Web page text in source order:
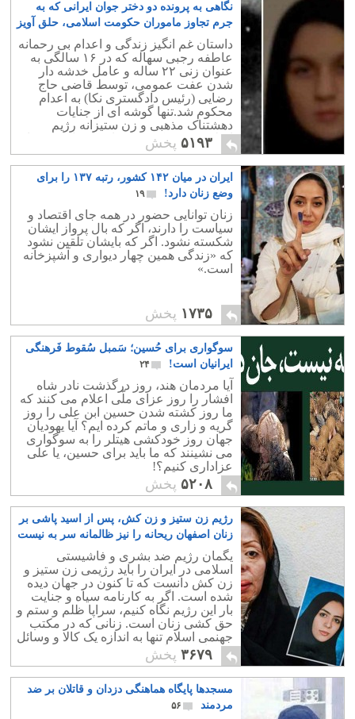
نگاهی به پرونده دو دختر جوان ایرانی که به
جرم تجاوز ماموران حکومت اسلامی، حلق آویز
شدند!
داستان غم انگیز زندگی و اعدام بی رحمانه
عاطفه رجبی سهاله که در ۱۶ سالگی به
عنوان زنی ٢٢ ساله و عامل خدشه دار
شدن عفت عمومی، توسط قاضی حاج
رضایی (رئیس دادگستری نکا) به اعدام
محکوم شد.تنها گوشه ای از جنایات
دهشتناک مذهبی و زن ستیزانه رژیم
اسلامی در شکنجه و تجاوز و قتل عام زنان
و دختران این سرزمین است.
۵۱۹۳ پخش
ایران در میان ۱۴۲ کشور، رتبه ۱۳۷ را برای
وضع زنان دارد!
۱۹
زنان توانایی حضور در همه جای اقتصاد و
سیاست را دارند، اگر که بال پرواز ایشان
شکسته نشود. اگر که بایشان تلقین نشود
که «زندگی همین چهار دیواری و آشپزخانه
است.»
۱۷۳۵ پخش
سوگواری برای حُسین؛ سَمبل سُقوط فَرهنگی
ایرانیان است!
۲۴
آیا مردمان هند، روز درگذشت نادر شاه
افشار را روز عزای ملّی اعلام می کنند که
ما روز کشته شدن حسین ابن علی را روز
گریه و زاری و ماتم کرده ایم؟ آیا یهودیان
جهان روز خودکشی هیتلر را به سوگواری
می نشینند که ما باید برای حسین، یا علی
عزاداری کنیم؟!
۵۲۰۸ پخش
رژیم زن ستیز و زن کش، پس از اسید پاشی بر
زنان اصفهان ریحانه را نیز ظالمانه سر به نیست
نمود
۳۵
یگمان رژیم ضد بشری و فاشیستی
اسلامی در ایران را باید رژیمی زن ستیز و
زن کش دانست که تا کنون در جهان دیده
شده است. اگر به کارنامه سیاه و جنایت
بار این رژیم نگاه کنیم، سراپا ظلم و ستم و
حق کشی زنان است. زنانی که در مکتب
جهنمی اسلام تنها به اندازه یک کالا و وسائل
خانه ارزش دارند.
۳۶۷۹ پخش
مسجدها پایگاه هماهنگی دزدان و قاتلان بر ضد
مردمند
۵۶